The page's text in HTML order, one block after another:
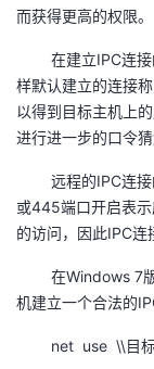
子
直
播
的
活
动
我
的
关
注
我
的
发
我
Programs
我
的
而获得更高的权限。
在建立IPC连
样默认建立的连接
以得到目标主机上
进行进一步的口令猜
远程的IPC连
或445端口开启表
的访问，因此IPC连
在Windows 7
机建立一个合法的
net use \\目